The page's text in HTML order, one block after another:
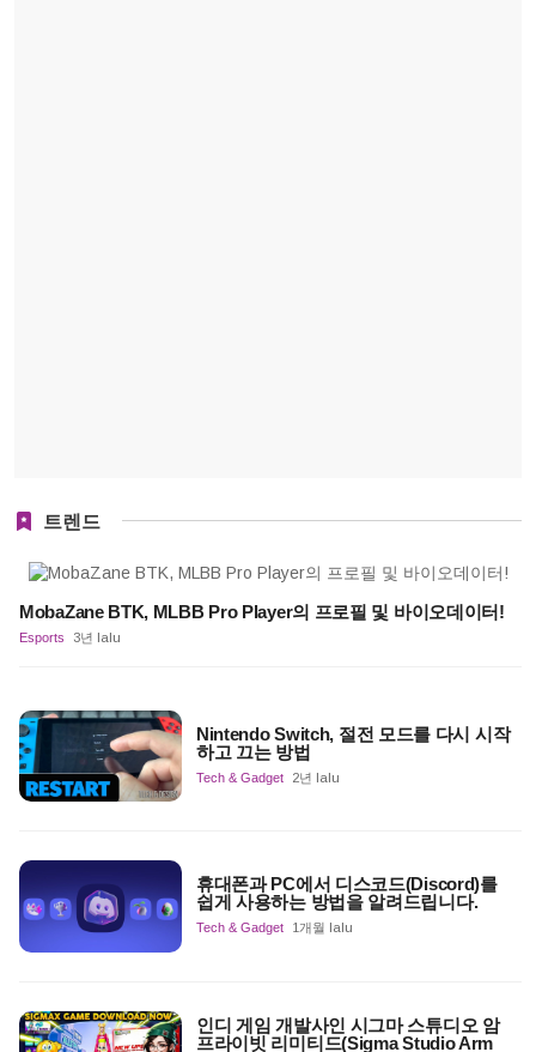
트렌드
MobaZane BTK, MLBB Pro Player의 프로필 및 바이오데이터!
Esports 3년 lalu
Nintendo Switch, 절전 모드를 다시 시작
하고 끄는 방법
Tech & Gadget 2년 lalu
휴대폰과 PC에서 디스코드(Discord)를
쉽게 사용하는 방법을 알려드립니다.
Tech & Gadget 1개월 lalu
인디 게임 개발사인 시그마 스튜디오 암
프라이빗 리미티드(Sigma Studio Arm